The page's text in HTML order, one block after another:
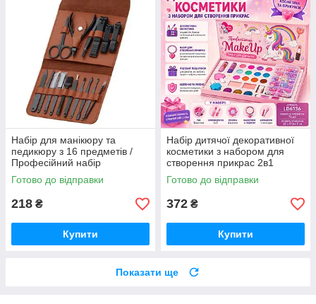
Набір для манікюру та
педикюру з 16 предметів /
Професійний набір
інструментів 16 в 1 з
нержавіючої сталі у футлярі
Готово до відправки
218 ₴
Купити
Набір дитячої декоративної
косметики з набором для
створення прикрас 2в1
MakeUp Набір для дівчаток
FW-74
Готово до відправки
372 ₴
Купити
Показати ще